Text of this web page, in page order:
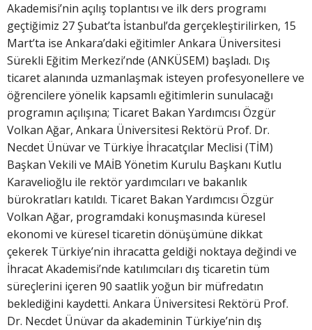
Akademisi’nin açılış toplantısı ve ilk ders programı
geçtiğimiz 27 Şubat’ta İstanbul’da gerçekleştirilirken, 15
Mart’ta ise Ankara’daki eğitimler Ankara Üniversitesi
Sürekli Eğitim Merkezi’nde (ANKÜSEM) başladı. Dış
ticaret alanında uzmanlaşmak isteyen profesyonellere ve
öğrencilere yönelik kapsamlı eğitimlerin sunulacağı
programın açılışına; Ticaret Bakan Yardımcısı Özgür
Volkan Ağar, Ankara Üniversitesi Rektörü Prof. Dr.
Necdet Ünüvar ve Türkiye İhracatçılar Meclisi (TİM)
Başkan Vekili ve MAİB Yönetim Kurulu Başkanı Kutlu
Karavelioğlu ile rektör yardımcıları ve bakanlık
bürokratları katıldı. Ticaret Bakan Yardımcısı Özgür
Volkan Ağar, programdaki konuşmasında küresel
ekonomi ve küresel ticaretin dönüşümüne dikkat
çekerek Türkiye’nin ihracatta geldiği noktaya değindi ve
İhracat Akademisi’nde katılımcıları dış ticaretin tüm
süreçlerini içeren 90 saatlik yoğun bir müfredatın
beklediğini kaydetti. Ankara Üniversitesi Rektörü Prof.
Dr. Necdet Ünüvar da akademinin Türkiye’nin dış